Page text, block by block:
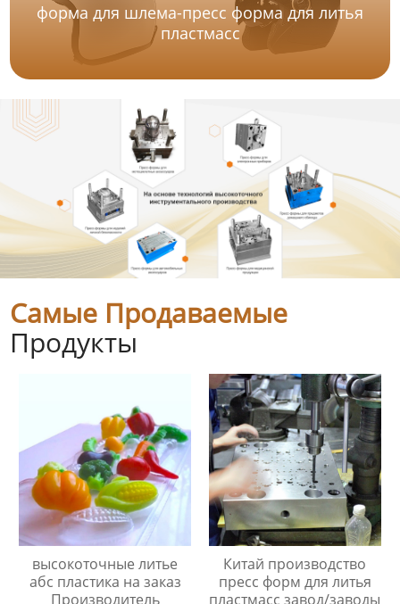
форма для шлема-пресс форма для литья
пластмасс
Самые Продаваемые
Продукты
высокоточные литье
абс пластика на заказ
Производитель
Китай производство
пресс форм для литья
пластмасс завод/заводы